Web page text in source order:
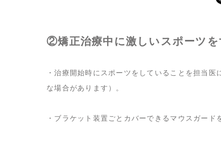
②矯正治療中に激しいスポーツを
・治療開始時にスポーツをしていることを担当
な場合があります）。
・ブラケット装置ごとカバーできるマウスガー